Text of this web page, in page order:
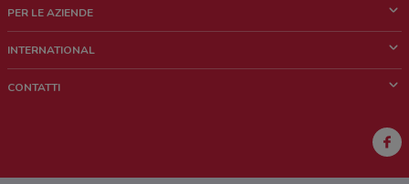
Chi siamo
Lavora con noi
PER LE AZIENDE
Richieste commerciali e marketing
INTERNATIONAL
CONTATTI
Hai un malfunzionamento sul web o sull'app?